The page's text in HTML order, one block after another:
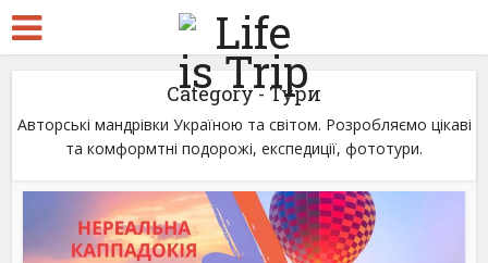
Category - Тури
Авторські мандрівки Україною та світом. Розробляємо цікаві
та комформтні подорожі, експедиції, фототури.